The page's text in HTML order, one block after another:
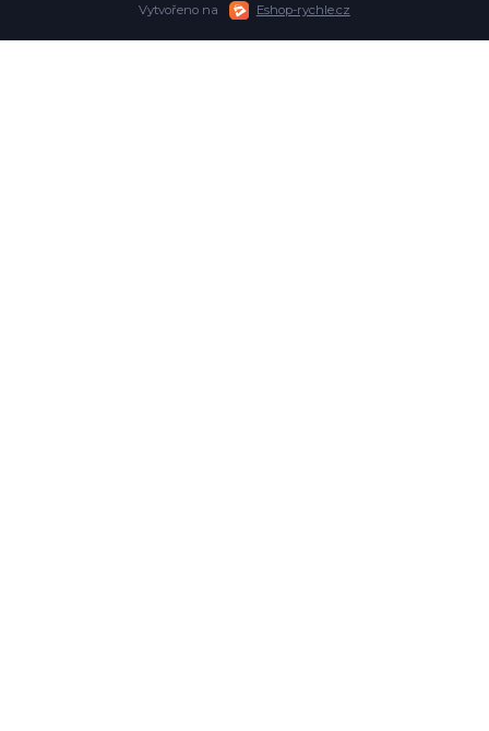
Vytvořeno na
Eshop-rychle.cz